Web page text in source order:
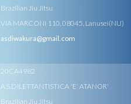
Brazilian Jiu Jitsu
VIA MARCONI 110, 08045, Lanusei(NU)
asdiwakura@gmail.com
20CA4982
A.S.DILETTANTISTICA 'E' ATANOR'
Brazilian Jiu Jitsu